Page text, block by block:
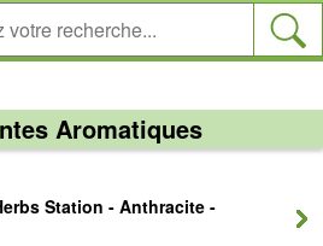
Aromatiques
Station - Anthracite -